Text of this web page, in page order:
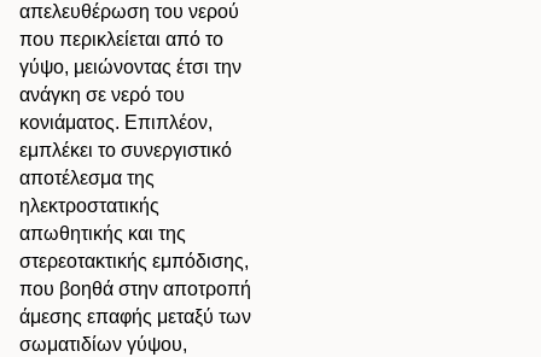
απελευθέρωση του νερού
που περικλείεται από το
γύψο, μειώνοντας έτσι την
ανάγκη σε νερό του
κονιάματος. Επιπλέον,
εμπλέκει το συνεργιστικό
αποτέλεσμα της
ηλεκτροστατικής
απωθητικής και της
στερεοτακτικής εμπόδισης,
που βοηθά στην αποτροπή
άμεσης επαφής μεταξύ των
σωματιδίων γύψου,